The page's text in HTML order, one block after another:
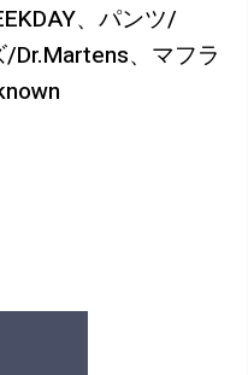
、パンツ/
/Dr.Martens、マフラ